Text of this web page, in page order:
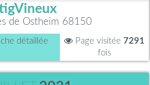
de Ostheim 68150
détaillée Page visitée 7291
fois